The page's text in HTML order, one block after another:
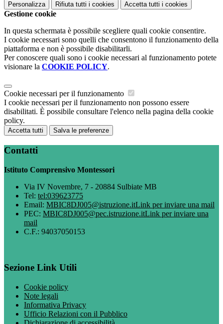
Personalizza Rifiuta tutti i cookies Accetta tutti i cookies
Gestione cookie
In questa schermata è possibile scegliere quali cookie consentire.
I cookie necessari sono quelli che consentono il funzionamento della
piattaforma e non è possibile disabilitarli.
Per conoscere quali sono i cookie necessari al funzionamento potete
visionare la COOKIE POLICY.
Cookie necessari per il funzionamento
I cookie necessari per il funzionamento non possono essere
disabilitati. È possibile consultare l'elenco nella pagina della cookie
policy.
Accetta tutti Salva le preferenze
Contatti
Istituto Comprensivo Montessori
Via IV Novembre, 7 - 20884 Sulbiate MB
Tel: tel:039623775
Email: MBIC8DJ005@istruzione.itLink per inviare una mail
PEC: MBIC8DJ005@pec.istruzione.itLink per inviare una
mail
C.F.: 94037050153
Sezione Link Utili
Cookie policy
Note legali
Informativa Privacy
Ufficio Relazioni con il Pubblico